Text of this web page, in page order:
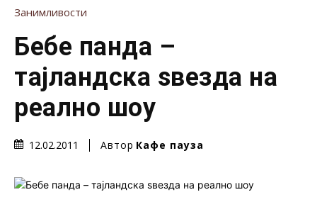
Занимливости
Бебе панда –
тајландска ѕвезда на
реално шоу
12.02.2011 Автор Кафе пауза